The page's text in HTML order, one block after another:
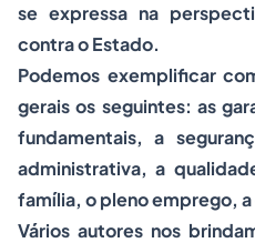
se expressa na
contra o Estado.
Podemos exemplificar
gerais os seguintes: as
fundamentais, a
administrativa, a
família, o pleno emprego,
Vários autores nos